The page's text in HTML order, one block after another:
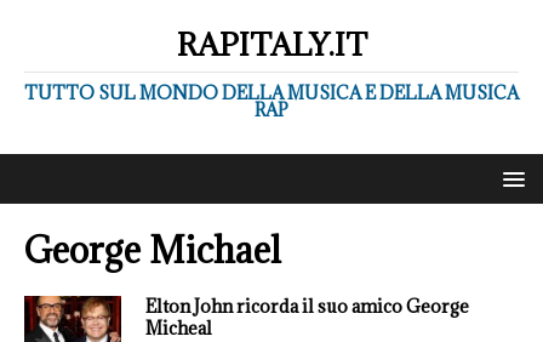
RAPITALY.IT
TUTTO SUL MONDO DELLA MUSICA E DELLA MUSICA
RAP
George Michael
Elton John ricorda il suo amico George
Micheal